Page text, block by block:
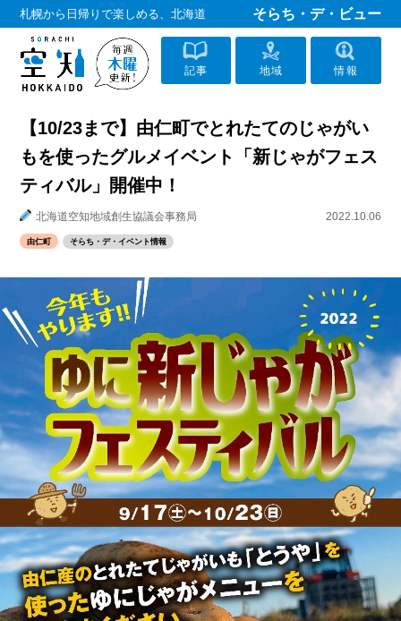
札幌から日帰りで楽しめる、北海道 そらち・デ・ビュー
記事 地域 情報
【10/23まで】由仁町でとれたてのじゃがい
もを使ったグルメイベント「新じゃがフェス
ティバル」開催中！
北海道空知地域創生協議会事務局 2022.10.06
由仁町 そらち・デ・イベント情報